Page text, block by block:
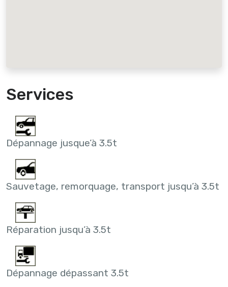
Services
Dépannage jusque’à 3.5t
Sauvetage, remorquage, transport jusqu’à 3.5t
Réparation jusqu’à 3.5t
Dépannage dépassant 3.5t